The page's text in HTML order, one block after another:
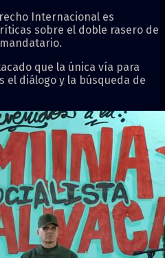
Internacional es
sobre el doble rasero de
que la única vía para
el diálogo y la búsqueda de